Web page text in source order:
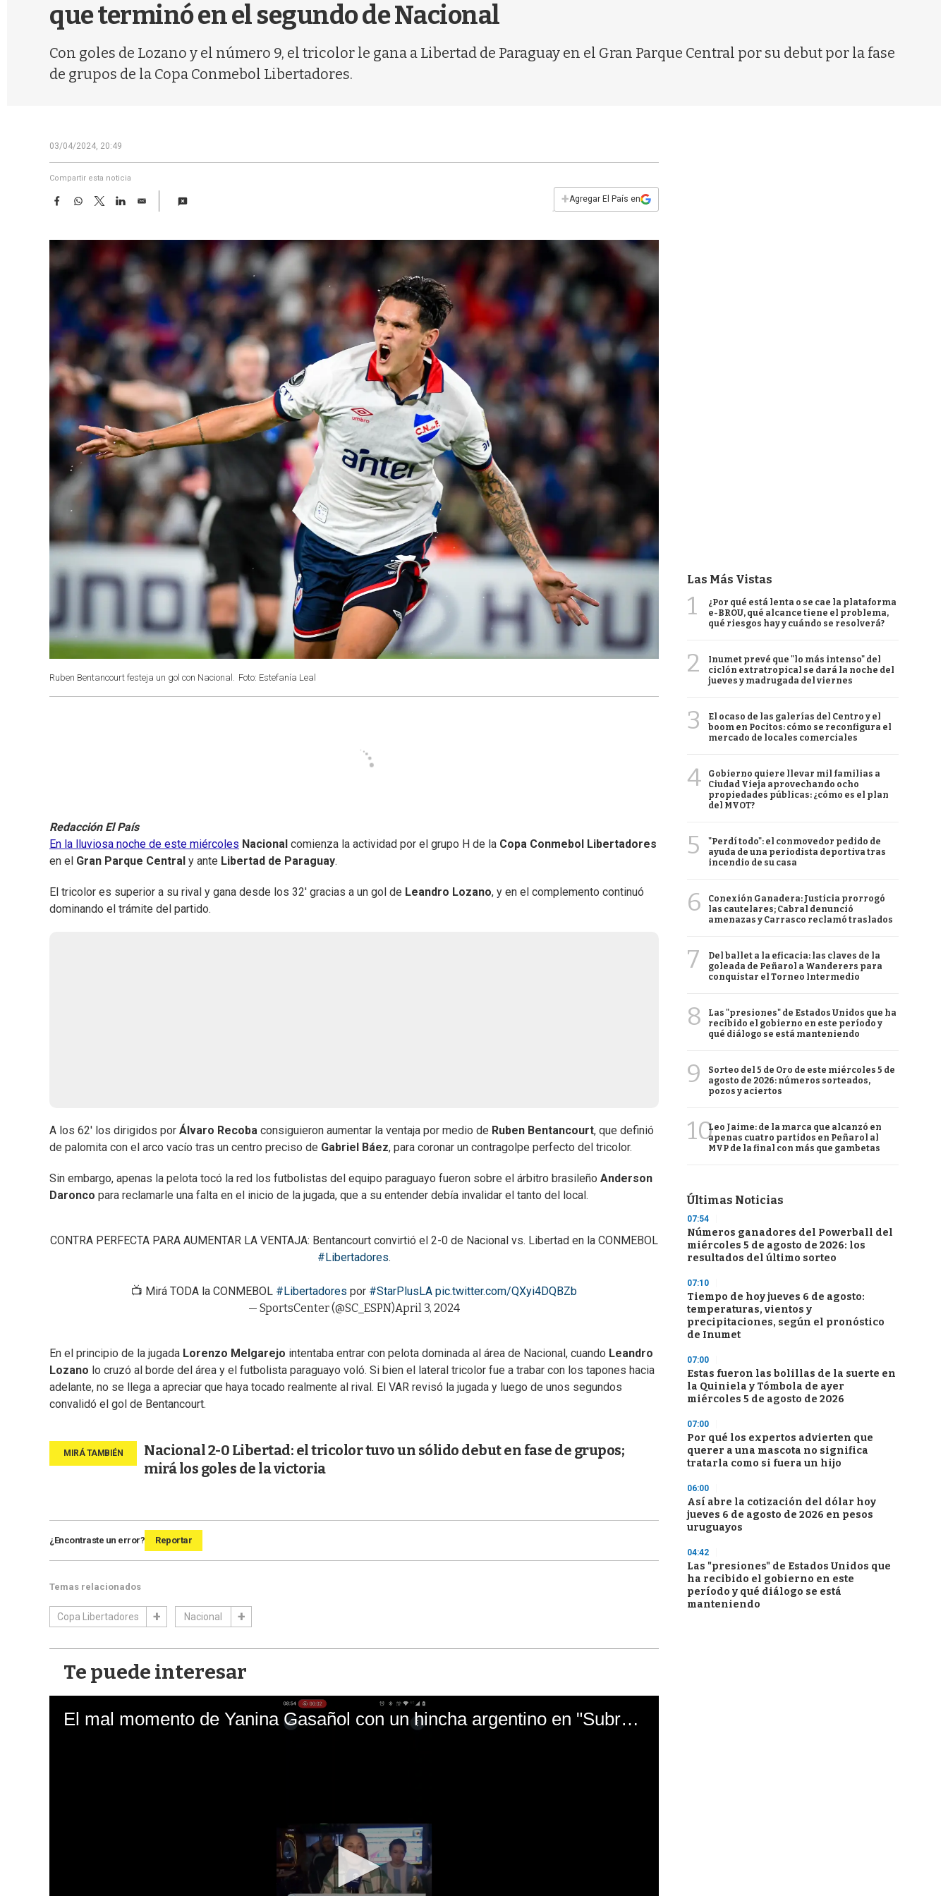
que terminó en el segundo de Nacional
Con goles de Lozano y el número 9, el tricolor le gana a Libertad de Paraguay en el Gran Parque Central por su debut por la fase
de grupos de la Copa Conmebol Libertadores.
03/04/2024, 20:49
Compartir esta noticia
F
e
b
o
k
W
t
p
p
T
w
t
t
e
L
k
e
d
n
E
i
+Agregar El País en
Ruben Bentancourt festeja un gol con Nacional. Foto: Estefanía Leal
Redacción El País
En la lluviosa noche de este miércoles Nacional comienza la actividad por el grupo H de la Copa Conmebol Libertadores
en el Gran Parque Central y ante Libertad de Paraguay.
El tricolor es superior a su rival y gana desde los 32' gracias a un gol de Leandro Lozano, y en el complemento continuó
dominando el trámite del partido.
A los 62' los dirigidos por Álvaro Recoba consiguieron aumentar la ventaja por medio de Ruben Bentancourt, que definió
de palomita con el arco vacío tras un centro preciso de Gabriel Báez, para coronar un contragolpe perfecto del tricolor.
Sin embargo, apenas la pelota tocó la red los futbolistas del equipo paraguayo fueron sobre el árbitro brasileño Anderson
Daronco para reclamarle una falta en el inicio de la jugada, que a su entender debía invalidar el tanto del local.
CONTRA PERFECTA PARA AUMENTAR LA VENTAJA: Bentancourt convirtió el 2-0 de Nacional vs. Libertad en la CONMEBOL
#Libertadores.
📺 Mirá TODA la CONMEBOL #Libertadores por #StarPlusLA pic.twitter.com/QXyi4DQBZb
— SportsCenter (@SC_ESPN)April 3, 2024
En el principio de la jugada Lorenzo Melgarejo intentaba entrar con pelota dominada al área de Nacional, cuando Leandro
Lozano lo cruzó al borde del área y el futbolista paraguayo voló. Si bien el lateral tricolor fue a trabar con los tapones hacia
adelante, no se llega a apreciar que haya tocado realmente al rival. El VAR revisó la jugada y luego de unos segundos
convalidó el gol de Bentancourt.
Nacional 2-0 Libertad: el tricolor tuvo un sólido debut en fase de grupos;
mirá los goles de la victoria
¿Encontraste un error? Reportar
Temas relacionados
Copa Libertadores Nacional
Te puede interesar
El mal momento de Yanina Gasañol con un hincha argentino en "Subrayado"
Las Más Vistas
1
¿Por qué está lenta o se cae la plataforma
e-BROU, qué alcance tiene el problema,
qué riesgos hay y cuándo se resolverá?
2
Inumet prevé que "lo más intenso" del
ciclón extratropical se dará la noche del
jueves y madrugada del viernes
3
El ocaso de las galerías del Centro y el
boom en Pocitos: cómo se reconfigura el
mercado de locales comerciales
4
Gobierno quiere llevar mil familias a
Ciudad Vieja aprovechando ocho
propiedades públicas: ¿cómo es el plan
del MVOT?
5
"Perdí todo": el conmovedor pedido de
ayuda de una periodista deportiva tras
incendio de su casa
6
Conexión Ganadera: Justicia prorrogó
las cautelares; Cabral denunció
amenazas y Carrasco reclamó traslados
7
Del ballet a la eficacia: las claves de la
goleada de Peñarol a Wanderers para
conquistar el Torneo Intermedio
8
Las "presiones" de Estados Unidos que ha
recibido el gobierno en este período y
qué diálogo se está manteniendo
9
Sorteo del 5 de Oro de este miércoles 5 de
agosto de 2026: números sorteados,
pozos y aciertos
10Leo Jaime: de la marca que alcanzó en
apenas cuatro partidos en Peñarol al
MVP de la final con más que gambetas
Últimas Noticias
07:54
Números ganadores del Powerball del
miércoles 5 de agosto de 2026: los
resultados del último sorteo
07:10
Tiempo de hoy jueves 6 de agosto:
temperaturas, vientos y
precipitaciones, según el pronóstico
de Inumet
07:00
Estas fueron las bolillas de la suerte en
la Quiniela y Tómbola de ayer
miércoles 5 de agosto de 2026
07:00
Por qué los expertos advierten que
querer a una mascota no significa
tratarla como si fuera un hijo
06:00
Así abre la cotización del dólar hoy
jueves 6 de agosto de 2026 en pesos
uruguayos
04:42
Las "presiones" de Estados Unidos que
ha recibido el gobierno en este
período y qué diálogo se está
manteniendo